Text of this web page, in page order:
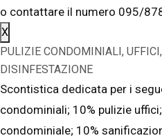
o contattare il numero 095/
X
PULIZIE CONDOMINIALI,
DISINFESTAZIONE
Scontistica dedicata per i
condominiali; 10% pulizie
condominiale; 10%